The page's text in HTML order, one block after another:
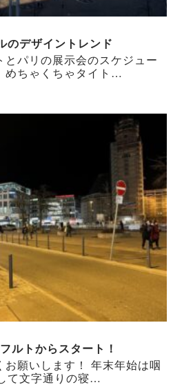
のデザイントレンド
パリの展示会のスケジュー
めちゃくちゃタイト…
ルトからスタート！
お願いします！ 年末年始は咽
て文字通りの寝…